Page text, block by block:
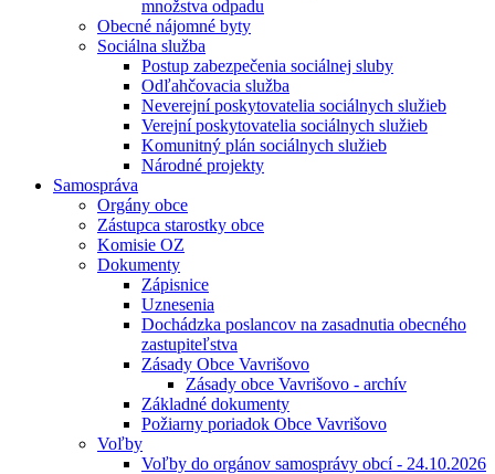
množstva odpadu
Obecné nájomné byty
Sociálna služba
Postup zabezpečenia sociálnej sluby
Odľahčovacia služba
Neverejní poskytovatelia sociálnych služieb
Verejní poskytovatelia sociálnych služieb
Komunitný plán sociálnych služieb
Národné projekty
Samospráva
Orgány obce
Zástupca starostky obce
Komisie OZ
Dokumenty
Zápisnice
Uznesenia
Dochádzka poslancov na zasadnutia obecného
zastupiteľstva
Zásady Obce Vavrišovo
Zásady obce Vavrišovo - archív
Základné dokumenty
Požiarny poriadok Obce Vavrišovo
Voľby
Voľby do orgánov samosprávy obcí - 24.10.2026